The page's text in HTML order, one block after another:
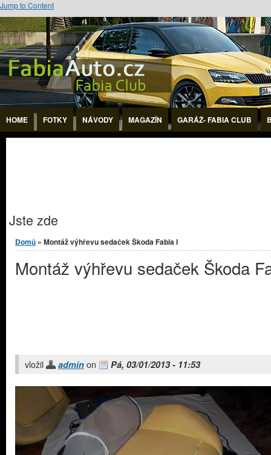
Jump to Content
HOME FOTKY NÁVODY MAGAZÍN GARÁŽ- FABIA CLUB
Jste zde
Domů » Montáž výhřevu sedaček Škoda Fabia I
Montáž výhřevu sedaček Škoda
vložil admin on Pá, 03/01/2013 - 11:53